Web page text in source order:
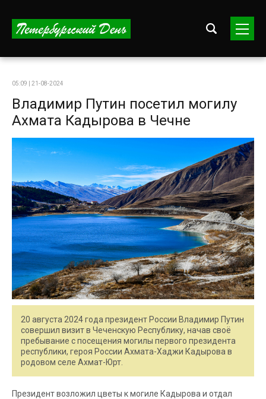
05:09 | 21-08-2024
Владимир Путин посетил могилу
Ахмата Кадырова в Чечне
20 августа 2024 года президент России Владимир Путин
совершил визит в Чеченскую Республику, начав своё
пребывание с посещения могилы первого президента
республики, героя России Ахмата-Хаджи Кадырова в
родовом селе Ахмат-Юрт.
Президент возложил цветы к могиле Кадырова и отдал